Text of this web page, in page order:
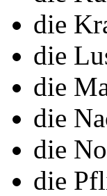
die
die
die
die
die
die